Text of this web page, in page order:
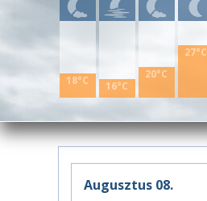
18°C 16°C
20°C
27°C
Augusztus 08.